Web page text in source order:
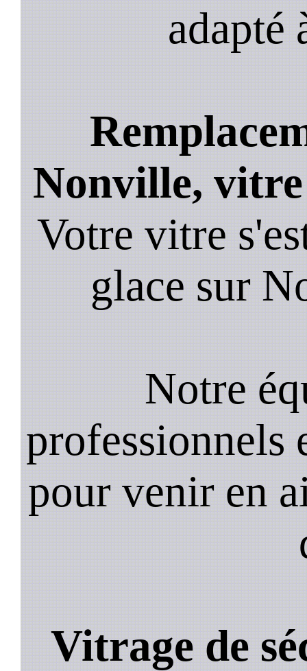
adapté
Nonville,
Votre vitre
glace sur
Notre
professionnels
pour venir en
Vitrage de